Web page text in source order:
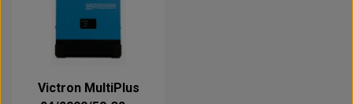
Victron MultiPlus